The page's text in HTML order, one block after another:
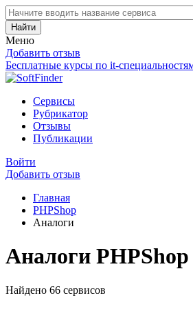
Найти
Меню
Добавить отзыв
Бесплатные курсы по it-
Сервисы
Рубрикатор
Отзывы
Публикации
Войти
Добавить отзыв
Главная
PHPShop
Аналоги
Аналоги PHPShop
Найдено 66 сервисов